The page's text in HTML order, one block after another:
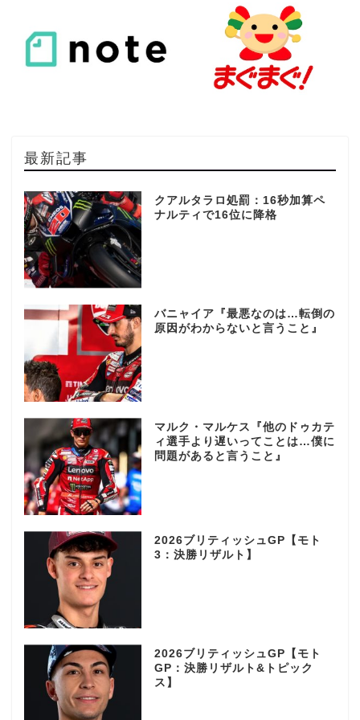
最新記事
クアルタラロ処罰：16秒加算ペ
ナルティで16位に降格
バニャイア『最悪なのは…転倒の
原因がわからないと言うこと』
マルク・マルケス『他のドゥカテ
ィ選手より遅いってことは…僕に
問題があると言うこと』
2026ブリティッシュGP【モト
3：決勝リザルト】
2026ブリティッシュGP【モト
GP：決勝リザルト&トピック
ス】